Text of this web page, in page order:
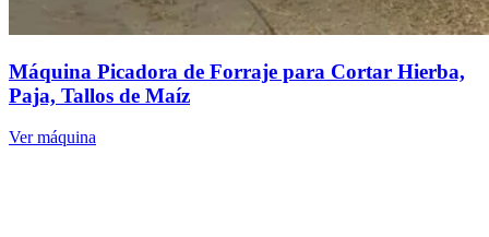
Máquina Picadora de Forraje para Cortar Hierba,
Paja, Tallos de Maíz
Ver máquina